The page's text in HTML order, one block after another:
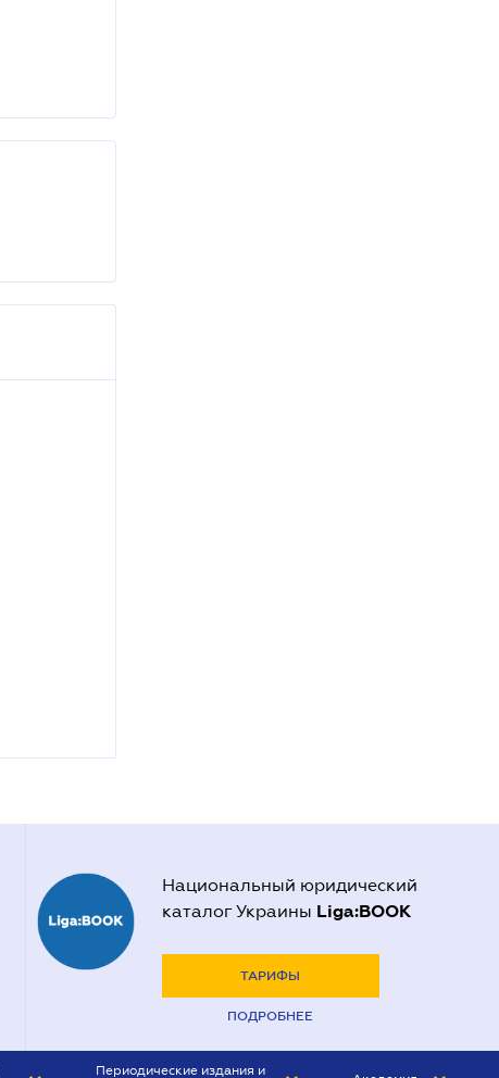
Национальный юридический
каталог Украины Liga:BOOK
ТАРИФЫ
ПОДРОБНЕЕ
Периодические издания и